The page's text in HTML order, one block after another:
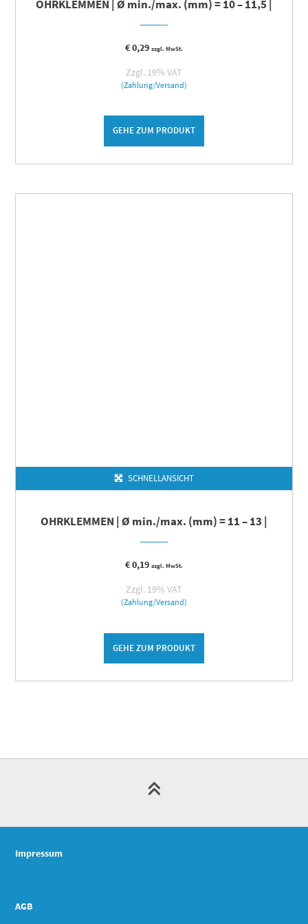
OHRKLEMMEN | Ø min./max. (mm) = 10 – 11,5 |
€0,29 zzgl. MwSt.
Zzgl. 19% VAT
(Zahlung/Versand)
GEHE ZUM PRODUKT
SCHNELLANSICHT
OHRKLEMMEN | Ø min./max. (mm) = 11 – 13 |
€0,19 zzgl. MwSt.
Zzgl. 19% VAT
(Zahlung/Versand)
GEHE ZUM PRODUKT
Impressum
AGB